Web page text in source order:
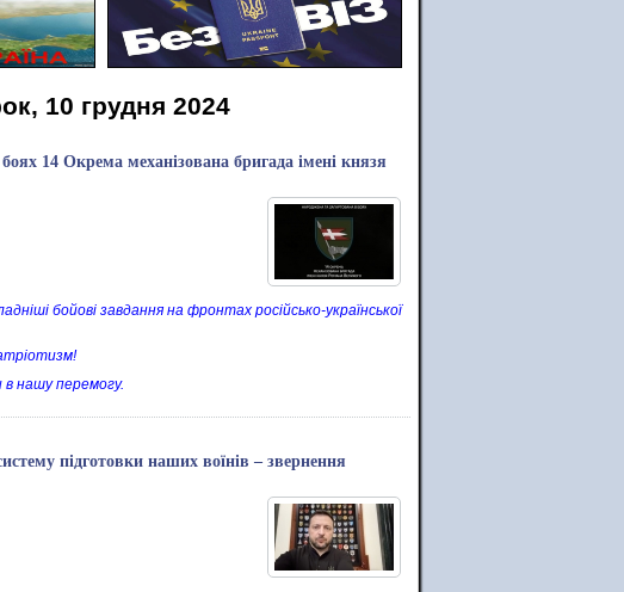
10 грудня 2024
14 Окрема механізована бригада імені князя
бойові завдання на фронтах російсько-української
в нашу перемогу.
підготовки наших воїнів – звернення